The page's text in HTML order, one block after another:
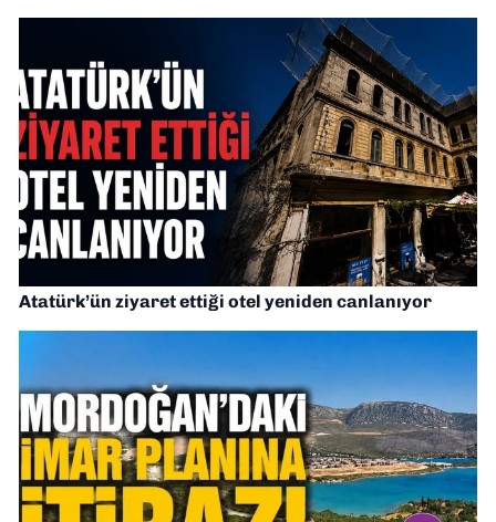
Atatürk’ün ziyaret ettiği otel yeniden canlanıyor